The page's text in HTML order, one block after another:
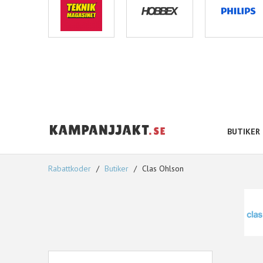
BUTIKER
Rabattkoder Butiker Clas Ohlson